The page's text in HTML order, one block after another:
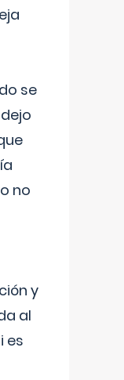
se
no
y
al
es